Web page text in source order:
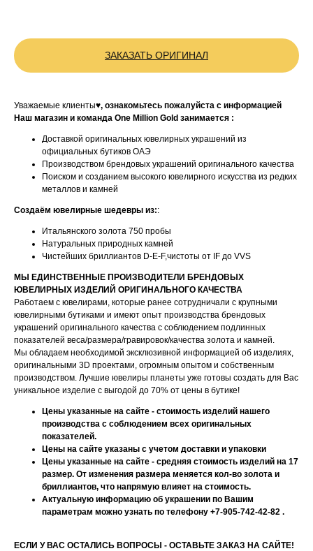
ЗАКАЗАТЬ ОРИГИНАЛ
Уважаемые клиенты♥, ознакомьтесь пожалуйста с информацией
Наш магазин и команда One Million Gold занимается :
Доставкой оригинальных ювелирных украшений из
официальных бутиков ОАЭ
Производством брендовых украшений оригинального качества
Поиском и созданием высокого ювелирного искусства из редких
металлов и камней
Создаём ювелирные шедевры из::
Итальянского золота 750 пробы
Натуральных природных камней
Чистейших бриллиантов D-E-F,чистоты от IF до VVS
МЫ ЕДИНСТВЕННЫЕ ПРОИЗВОДИТЕЛИ БРЕНДОВЫХ
ЮВЕЛИРНЫХ ИЗДЕЛИЙ ОРИГИНАЛЬНОГО КАЧЕСТВА
Работаем с ювелирами, которые ранее сотрудничали с крупными
ювелирными бутиками и имеют опыт производства брендовых
украшений оригинального качества с соблюдением подлинных
показателей веса/размера/гравировок/качества золота и камней.
Мы обладаем необходимой эксклюзивной информацией об изделиях,
оригинальными 3D проектами, огромным опытом и собственным
производством. Лучшие ювелиры планеты уже готовы создать для Вас
уникальное изделие с выгодой до 70% от цены в бутике!
Цены указанные на сайте - стоимость изделий нашего
производства с соблюдением всех оригинальных
показателей.
Цены на сайте указаны с учетом доставки и упаковки
Цены указанные на сайте - средняя стоимость изделий на 17
размер. От изменения размера меняется кол-во золота и
бриллиантов, что напрямую влияет на стоимость.
Актуальную информацию об украшении по Вашим
параметрам можно узнать по телефону +7-905-742-42-82 .
ЕСЛИ У ВАС ОСТАЛИСЬ ВОПРОСЫ - ОСТАВЬТЕ ЗАКАЗ НА САЙТЕ!